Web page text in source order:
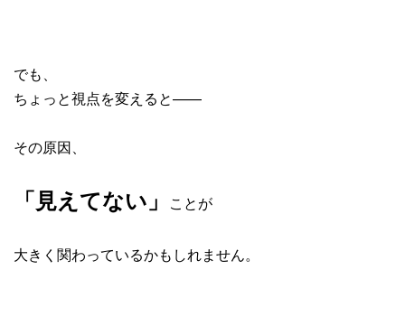
でも、
ちょっと視点を変えると——
その原因、
「見えてない」 ことが
大きく関わっているかもしれません。